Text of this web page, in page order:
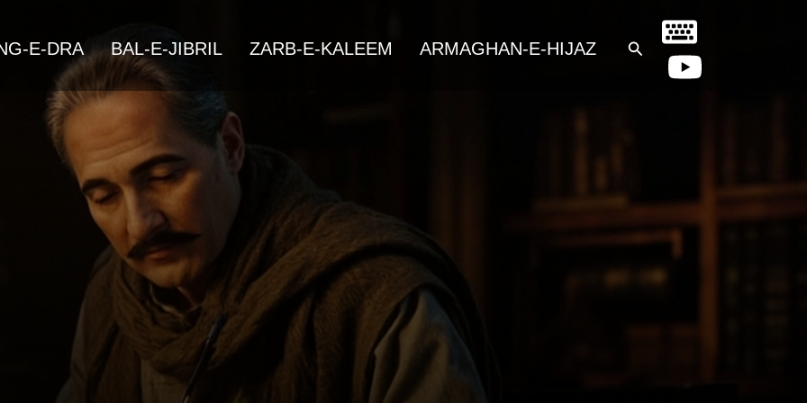
E-DRA BAL-E-JIBRIL ZARB-E-KALEEM ARMAGHAN-E-HIJAZ Search